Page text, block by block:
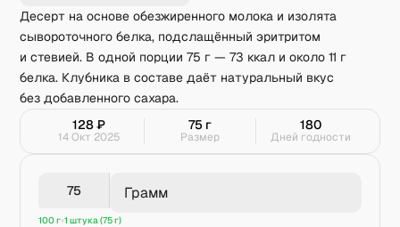
Десерт на основе обезжиренного молока и изолята
сывороточного белка, подслащённый эритритом
и стевией. В одной порции 75 г — 73 ккал и около 11 г
белка. Клубника в составе даёт натуральный вкус
без добавленного сахара.
128₽
14 Окт 2025
75 г
Размер
180
Дней годности
Грамм
100 г 1 штука (75 г)